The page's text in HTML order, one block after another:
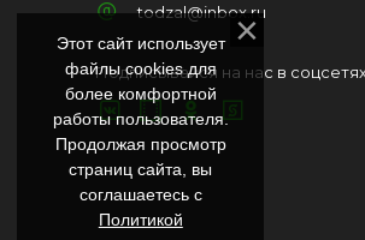
todzal@inbox.ru
Подписывайся на нас в
Этот сайт использует
файлы cookies для
более комфортной
работы пользователя.
Продолжая просмотр
страниц сайта, вы
соглашаетесь с
Политикой